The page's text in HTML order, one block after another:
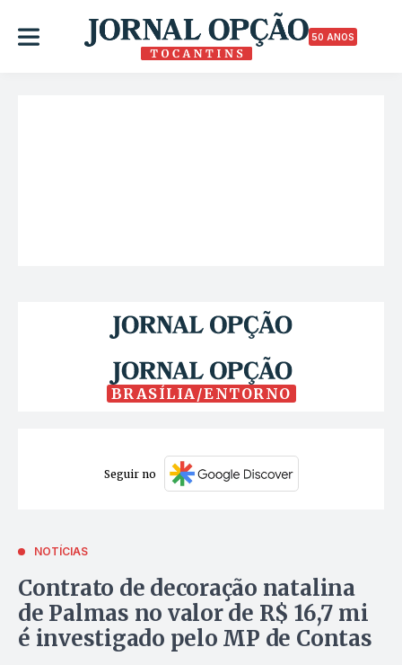
50 ANOS
BRASÍLIA/ENTORNO
Seguir no
NOTÍCIAS
Contrato de decoração natalina
de Palmas no valor de R$ 16,7 mi
é investigado pelo MP de Contas